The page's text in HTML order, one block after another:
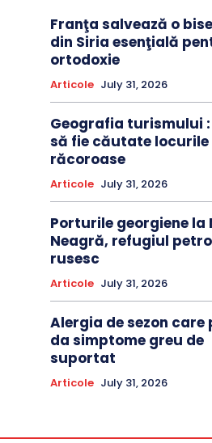
Franţa salvează o
din Siria esenţială
ortodoxie
Articole July 31, 2026
Geografia turismului
să fie căutate locurile
răcoroase
Articole July 31, 2026
Porturile georgiene la
Neagră, refugiul
rusesc
Articole July 31, 2026
Alergia de sezon care
da simptome greu de
suportat
Articole July 31, 2026